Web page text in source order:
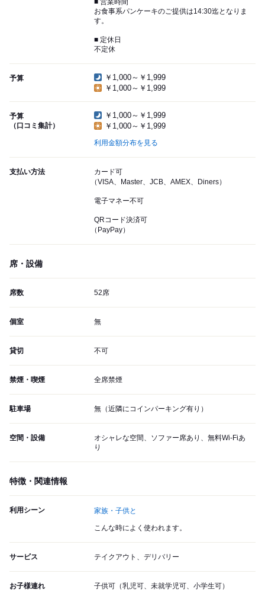
■ 営業時間
お食事系パンケーキのご提供は14:30迄となりま
す。
■ 定休日
不定休
予算
￥1,000～￥1,999
￥1,000～￥1,999
予算
（口コミ集計）
￥1,000～￥1,999
￥1,000～￥1,999
利用金額分布を見る
支払い方法
カード可
（VISA、Master、JCB、AMEX、Diners）
電子マネー不可
QRコード決済可
（PayPay）
席・設備
席数 52席
個室 無
貸切 不可
禁煙・喫煙 全席禁煙
駐車場 無（近隣にコインパーキング有り）
空間・設備
オシャレな空間、ソファー席あり、無料Wi-Fiあ
り
特徴・関連情報
利用シーン 家族・子供と
こんな時によく使われます。
サービス テイクアウト、デリバリー
お子様連れ 子供可（乳児可、未就学児可、小学生可）